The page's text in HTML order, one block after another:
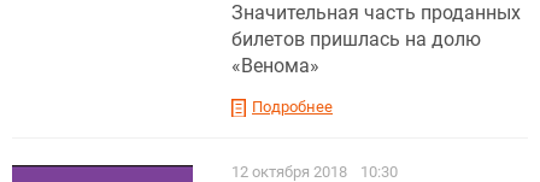
Значительная часть проданных
билетов пришлась на долю
«Венома»
Подробнее
12 октября 2018 10:30